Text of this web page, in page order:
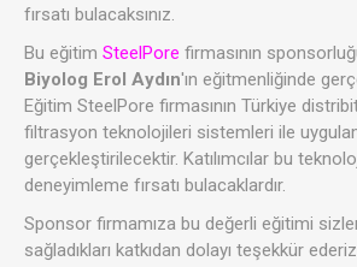
fırsatı bulacaksınız.
Bu eğitim SteelPore firmasının
Biyolog Erol Aydın'ın eğitmenliğinde
Eğitim SteelPore firmasının Türkiye
filtrasyon teknolojileri sistemleri ile
gerçekleştirilecektir. Katılımcılar bu
deneyimleme fırsatı bulacaklardır.
Sponsor firmamıza bu değerli eğitimi
sağladıkları katkıdan dolayı teşekkür